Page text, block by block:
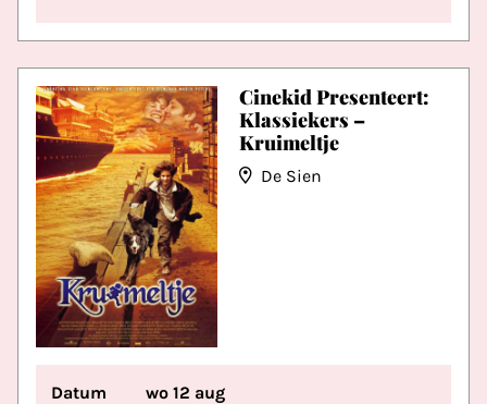
Cinekid Presenteert:
Klassiekers –
Kruimeltje
De Sien
Datum
wo 12 aug